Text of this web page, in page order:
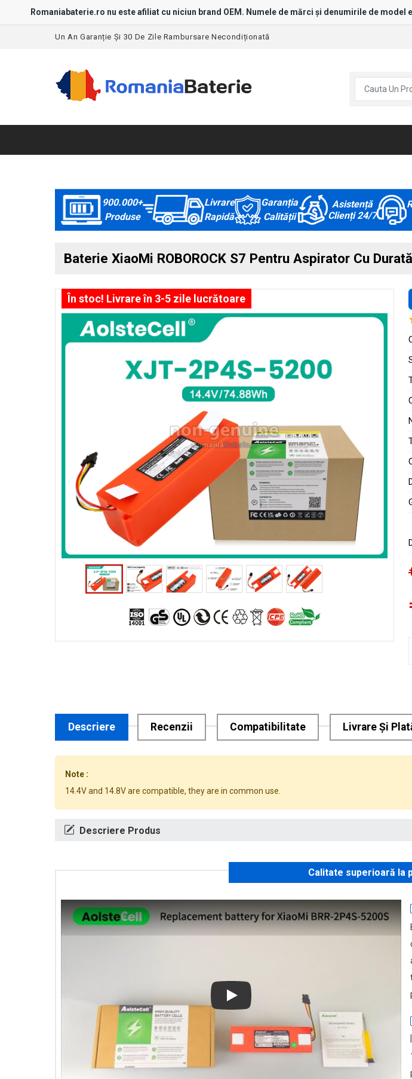
Romaniabaterie.ro nu este afiliat cu niciun brand OEM. Numele de mărci și denumirile de
Un An Garanție Și 30 De Zile Rambursare Necondiționată
900.000+
Produse
Livrare
Rapidă
Garanția
Calității
Asistență
Clienți 24/7
Baterie XiaoMi ROBOROCK S7 Pentru Aspirator Cu
În stoc! Livrare în 3-5 zile lucrătoare
Descriere Recenzii Compatibilitate Livrare Și
Note :
14.4V and 14.8V are compatible, they are in common use.
Descriere Produs
Calitate superioară la